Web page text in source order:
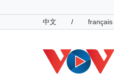
中文
/ français